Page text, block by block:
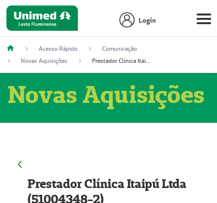
Login
Acesso Rápido
Comunicação
Novas Aquisições
Prestador Clínica Itaipú Ltda (51004348-2)
Novas Aquisições
Prestador Clínica Itaipú Ltda
(51004348-2)